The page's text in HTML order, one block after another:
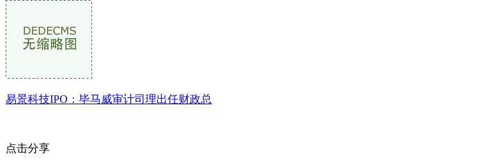
易景科技IPO：毕马威审计司理出任财政总
点击分享